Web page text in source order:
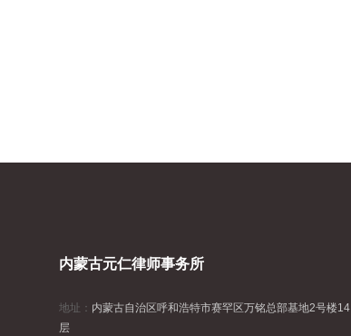
内蒙古元仁律师事务所
地址： 内蒙古自治区呼和浩特市赛罕区万铭总部基地2号楼14
层